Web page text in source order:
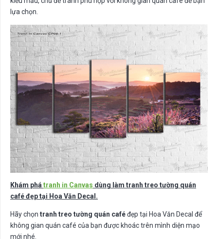
lựa chọn.
Khám phá tranh in Canvas dùng làm tranh treo tường quán
café đẹp tại Hoa Văn Decal.
Hãy chọn tranh treo tường quán caféđẹp tại Hoa Văn Decal để
không gian quán café của bạn được khoác trên mình diện mạo
mới nhé.